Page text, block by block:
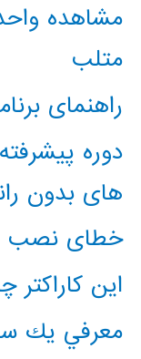
مشاهده
متلب
راهنمای
دوره
های بدون
خطای نصب
این کاراکتر
معرفي يك